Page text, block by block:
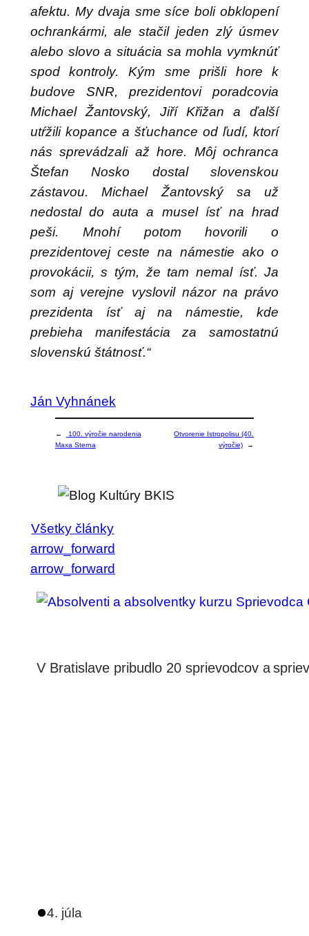
afektu. My dvaja sme síce boli obklopení
ochrankármi, ale stačil jeden zlý úsmev
alebo slovo a situácia sa mohla vymknúť
spod kontroly. Kým sme prišli hore k
budove SNR, prezidentovi poradcovia
Michael Žantovský, Jiří Křižan a ďalší
utŕžili kopance a šťuchance od ľudí, ktorí
nás sprevádzali až hore. Môj ochranca
Štefan Nosko dostal slovenskou
zástavou. Michael Žantovský sa už
nedostal do auta a musel ísť na hrad
peši. Mnohí potom hovorili o
prezidentovej ceste na námestie ako o
provokácii, s tým, že tam nemal ísť. Ja
som aj verejne vyslovil názor na právo
prezidenta ísť aj na námestie, kde
prebieha manifestácia za samostatnú
slovenskú štátnosť.“
Ján Vyhnánek
←
100. výročie narodenia
Maxa Sterna
Otvorenie Istropolisu (40.
výročie)
→
Všetky články
arrow_forward
arrow_forward
V Bratislave pribudlo 20 sprievodcov a
4. júla